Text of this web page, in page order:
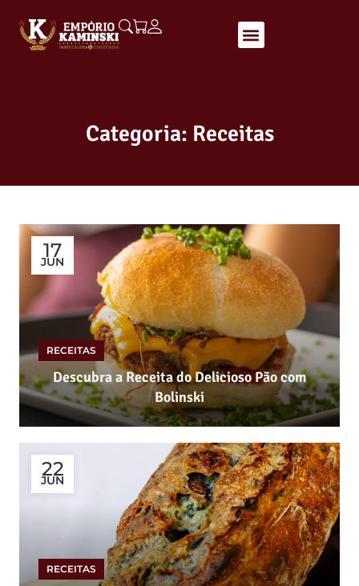
Categoria: Receitas
17
JUN
RECEITAS
Descubra a Receita do Delicioso Pão com
Bolinski
22
JUN
RECEITAS